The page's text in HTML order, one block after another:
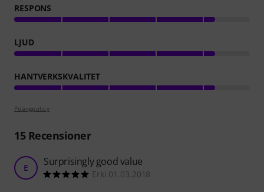
RESPONS
LJUD
HANTVERKSKVALITET
Poängpolicy
15Recensioner
E Surprisingly good value
Erki 01.03.2018